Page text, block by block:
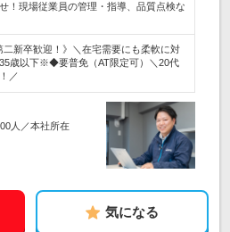
！現場従業員の管理・指導、品質点検な
二新卒歓迎！》＼在宅需要にも柔軟に対
歳以下※◆要普免（AT限定可）＼20代
／
人／本社所在
気になる